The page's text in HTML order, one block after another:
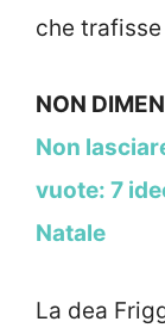
che
NON
Non
vuote: 7
Natale
La dea